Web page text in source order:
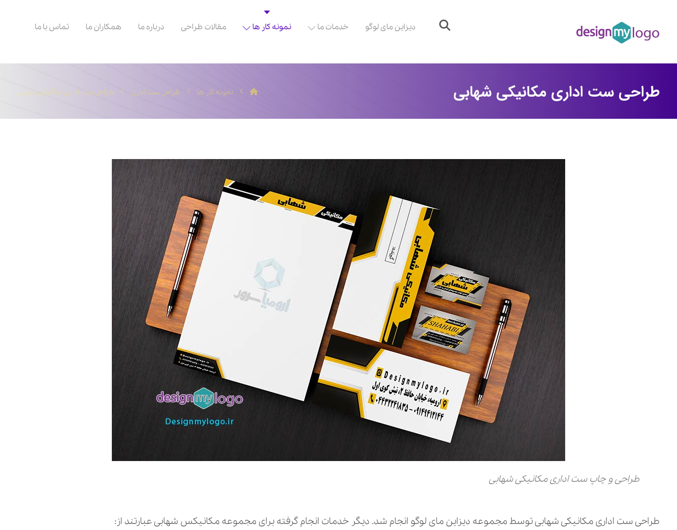
دیزاین مای لوگو خدمات ما نمونه کار ها مقالات طراحی درباره ما همکاران ما تماس با ما
طراحی ست اداری مکانیکی شهابی نمونه کار ها طراحی ست اداری طراحی ست اداری مکانیکی شهابی
طراحی و چاپ ست اداری مکانیکی شهابی
طراحی ست اداری مکانیکی شهابی توسط مجموعه دیزاین مای لوگو انجام شد. دیگر خدمات انجام گرفته برای مجموعه مکانیکس شهابی عبارتند از: